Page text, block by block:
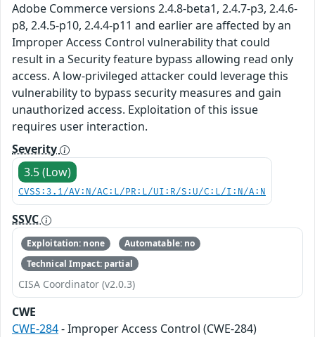
Adobe Commerce versions 2.4.8-beta1, 2.4.7-p3, 2.4.6-
p8, 2.4.5-p10, 2.4.4-p11 and earlier are affected by an
Improper Access Control vulnerability that could
result in a Security feature bypass allowing read only
access. A low-privileged attacker could leverage this
vulnerability to bypass security measures and gain
unauthorized access. Exploitation of this issue
requires user interaction.
Severity
3.5 (Low)
CVSS:3.1/AV:N/AC:L/PR:L/UI:R/S:U/C:L/I:N/A:N
SSVC
Exploitation: none
Automatable: no
Technical Impact: partial
CISA Coordinator (v2.0.3)
CWE
CWE-284- Improper Access Control (CWE-284)